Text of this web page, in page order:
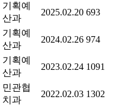
기획예
산과
2025.02.20 693
기획예
산과
2024.02.26 974
기획예
산과
2023.02.24 1091
민관협
치과
2022.02.03 1302